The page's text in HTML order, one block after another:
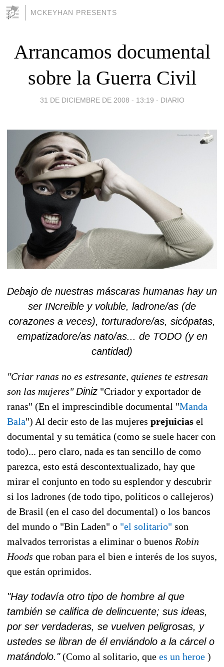
MCKEYHAN PRESENTS
Arrancamos documental
sobre la Guerra Civil
31 DE DICIEMBRE DE 2008 - 13:19 - DIARIO
Debajo de nuestras máscaras humanas hay un
ser INcreible y voluble, ladrone/as (de
corazones a veces), torturadore/as, sicópatas,
empatizadore/as nato/as... de TODO (y en
cantidad)
"Criar ranas no es estresante, quienes te estresan
son las mujeres" Diniz "Criador y exportador de
ranas" (En el imprescindible documental "Manda
Bala") Al decir esto de las mujeres prejuicias el
documental y su temática (como se suele hacer con
todo)... pero claro, nada es tan sencillo de como
parezca, esto está descontextualizado, hay que
mirar el conjunto en todo su esplendor y descubrir
si los ladrones (de todo tipo, políticos o callejeros)
de Brasil (en el caso del documental) o los bancos
del mundo o "Bin Laden" o "el solitario" son
malvados terroristas a eliminar o buenos Robin
Hoods que roban para el bien e interés de los suyos,
que están oprimidos.
"Hay todavía otro tipo de hombre al que
también se califica de delincuente; sus ideas,
por ser verdaderas, se vuelven peligrosas, y
ustedes se libran de él enviándolo a la cárcel o
matándolo."(Como al solitario, que es un heroe )